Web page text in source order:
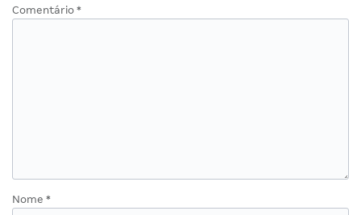
Comentário *
Nome *